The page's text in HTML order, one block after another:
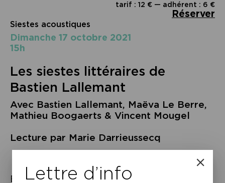
tarif : 12 € — adhérent : 6 €
Réserver
Siestes acoustiques
dimanche 17 octobre 2021
15h
Les siestes littéraires de
Bastien Lallemant
Avec Bastien Lallemant, Maëva Le Berre,
Mathieu Boogaerts & Vincent Mougel
Lecture par Marie Darrieussecq
Bastien Lallemant, accompagné de ses
Lettre d’info